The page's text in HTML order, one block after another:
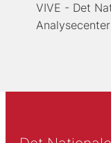
VIVE - Det